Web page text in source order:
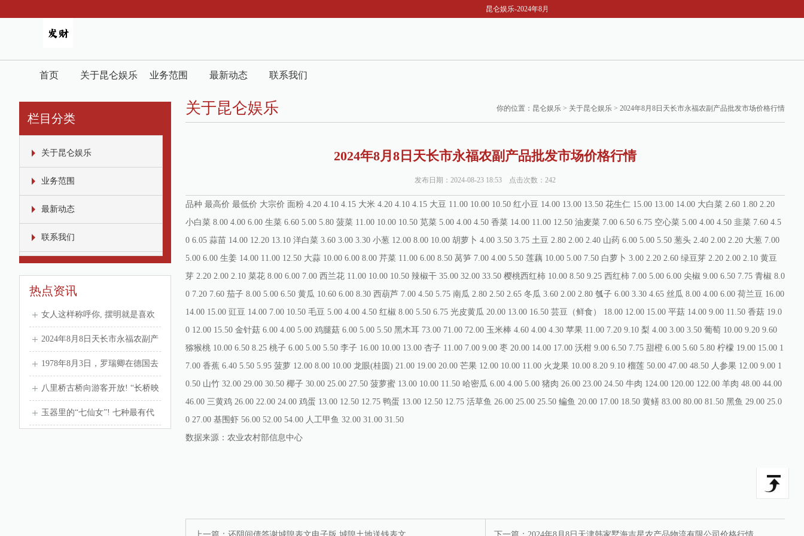
昆仑娱乐-2024年8月8日天长市永福农副产品批发市场价格行情
首页 关于昆仑娱乐 业务范围 最新动态 联系我们
栏目分类
关于昆仑娱乐
业务范围
最新动态
联系我们
热点资讯
女人这样称呼你, 摆明就是喜欢
你, 别听不出来!
2024年8月8日天长市永福农副产
品批发市场价格行情
1978年8月3日，罗瑞卿在德国去
世，消息传来之后，邓小平悲痛
难当，
八里桥古桥向游客开放! “长桥映
月”美景完整再现!
玉器里的“七仙女”! 七种最有代
关于昆仑娱乐 你的位置： 昆仑娱乐 > 关于昆仑娱乐 > 2024年8月8日天长市永福农副产品批发市场价格行情
2024年8月8日天长市永福农副产品批发市场价格行情
发布日期：2024-08-23 18:53 点击次数：242
品种 最高价 最低价 大宗价 面粉 4.20 4.10 4.15 大米 4.20 4.10 4.15 大豆 11.00 10.00 10.50 红小豆 14.00 13.00 13.50 花生仁 15.00 13.00 14.00 大白菜 2.60 1.80 2.20
小白菜 8.00 4.00 6.00 生菜 6.60 5.00 5.80 菠菜 11.00 10.00 10.50 苋菜 5.00 4.00 4.50 香菜 14.00 11.00 12.50 油麦菜 7.00 6.50 6.75 空心菜 5.00 4.00 4.50 韭菜 7.60 4.5
0 6.05 蒜苗 14.00 12.20 13.10 洋白菜 3.60 3.00 3.30 小葱 12.00 8.00 10.00 胡萝卜 4.00 3.50 3.75 土豆 2.80 2.00 2.40 山药 6.00 5.00 5.50 葱头 2.40 2.00 2.20 大葱 7.00
5.00 6.00 生姜 14.00 11.00 12.50 大蒜 10.00 6.00 8.00 芹菜 11.00 6.00 8.50 莴笋 7.00 4.00 5.50 莲藕 10.00 5.00 7.50 白萝卜 3.00 2.20 2.60 绿豆芽 2.20 2.00 2.10 黄豆
芽 2.20 2.00 2.10 菜花 8.00 6.00 7.00 西兰花 11.00 10.00 10.50 辣椒干 35.00 32.00 33.50 樱桃西红柿 10.00 8.50 9.25 西红柿 7.00 5.00 6.00 尖椒 9.00 6.50 7.75 青椒 8.0
0 7.20 7.60 茄子 8.00 5.00 6.50 黄瓜 10.60 6.00 8.30 西葫芦 7.00 4.50 5.75 南瓜 2.80 2.50 2.65 冬瓜 3.60 2.00 2.80 瓠子 6.00 3.30 4.65 丝瓜 8.00 4.00 6.00 荷兰豆 16.00
14.00 15.00 豇豆 14.00 7.00 10.50 毛豆 5.00 4.00 4.50 红椒 8.00 5.50 6.75 光皮黄瓜 20.00 13.00 16.50 芸豆（鲜食） 18.00 12.00 15.00 平菇 14.00 9.00 11.50 香菇 19.0
0 12.00 15.50 金针菇 6.00 4.00 5.00 鸡腿菇 6.00 5.00 5.50 黑木耳 73.00 71.00 72.00 玉米棒 4.60 4.00 4.30 苹果 11.00 7.20 9.10 梨 4.00 3.00 3.50 葡萄 10.00 9.20 9.60
猕猴桃 10.00 6.50 8.25 桃子 6.00 5.00 5.50 李子 16.00 10.00 13.00 杏子 11.00 7.00 9.00 枣 20.00 14.00 17.00 沃柑 9.00 6.50 7.75 甜橙 6.00 5.60 5.80 柠檬 19.00 15.00 1
7.00 香蕉 6.40 5.50 5.95 菠萝 12.00 8.00 10.00 龙眼(桂圆) 21.00 19.00 20.00 芒果 12.00 10.00 11.00 火龙果 10.00 8.20 9.10 榴莲 50.00 47.00 48.50 人参果 12.00 9.00 1
0.50 山竹 32.00 29.00 30.50 椰子 30.00 25.00 27.50 菠萝蜜 13.00 10.00 11.50 哈密瓜 6.00 4.00 5.00 猪肉 26.00 23.00 24.50 牛肉 124.00 120.00 122.00 羊肉 48.00 44.00
46.00 三黄鸡 26.00 22.00 24.00 鸡蛋 13.00 12.50 12.75 鸭蛋 13.00 12.50 12.75 活草鱼 26.00 25.00 25.50 鳊鱼 20.00 17.00 18.50 黄鳝 83.00 80.00 81.50 黑鱼 29.00 25.0
0 27.00 基围虾 56.00 52.00 54.00 人工甲鱼 32.00 31.00 31.50
数据来源：农业农村部信息中心